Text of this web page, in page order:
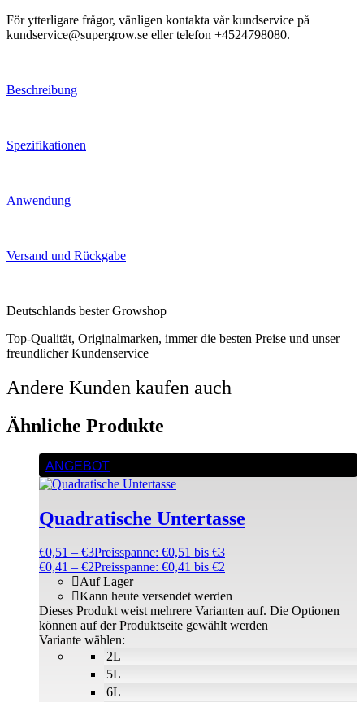
För ytterligare frågor, vänligen kontakta vår kundservice på
kundservice@supergrow.se eller telefon +4524798080.
Beschreibung
Spezifikationen
Anwendung
Versand und Rückgabe
Deutschlands bester Growshop
Top-Qualität, Originalmarken, immer die besten Preise und unser
freundlicher Kundenservice
Andere Kunden kaufen auch
Ähnliche Produkte
ANGEBOT
Quadratische Untertasse
€0,51 –€3Preisspanne: €0,51 bis €3
€0,41 – €2Preisspanne: €0,41 bis €2
2L
5L
6L
Auf Lager
Kann heute versendet werden
Variante wählen:
Dieses Produkt weist mehrere Varianten auf. Die Optionen
können auf der Produktseite gewählt werden